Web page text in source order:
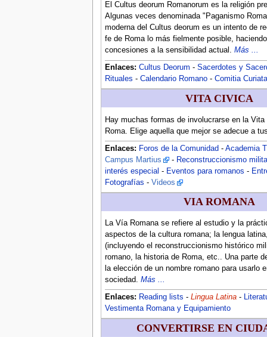
El Cultus deorum Romanorum es la religión
Algunas veces denominada "Paganismo
moderna del Cultus deorum es un intento de
fe de Roma lo más fielmente posible,
concesiones a la sensibilidad actual. Más ...
Enlaces: Cultus Deorum - Sacerdotes y
Rituales - Calendario Romano- Comitia Curiata
VITA CIVICA
Hay muchas formas de involucrarse en la
Roma. Elige aquella que mejor se adecue a
Enlaces: Foros de la Comunidad - Academia
Campus Martius
- Reconstruccionismo
interés especial - Eventos para romanos -
Fotografías - Videos
VIA ROMANA
La Vía Romana se refiere al estudio y la
aspectos de la cultura romana; la lengua
(incluyendo el reconstruccionismo histórico
romano, la historia de Roma, etc.. Una parte
la elección de un nombre romano para usarlo
sociedad. Más ...
Enlaces: Reading lists - Lingua Latina-
Vestimenta Romana y Equipamiento
CONVERTIRSE EN